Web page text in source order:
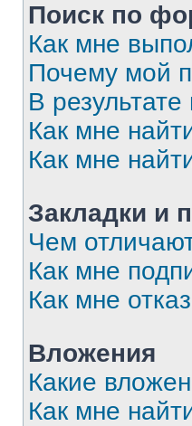
Поиск по
Как мне
Почему мой
В
Как мне
Как мне
Закладки и
Чем
Как мне
Как мне
Вложения
Какие
Как мне